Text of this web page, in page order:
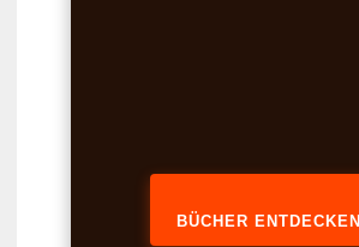
BÜCHER ENTDECKEN